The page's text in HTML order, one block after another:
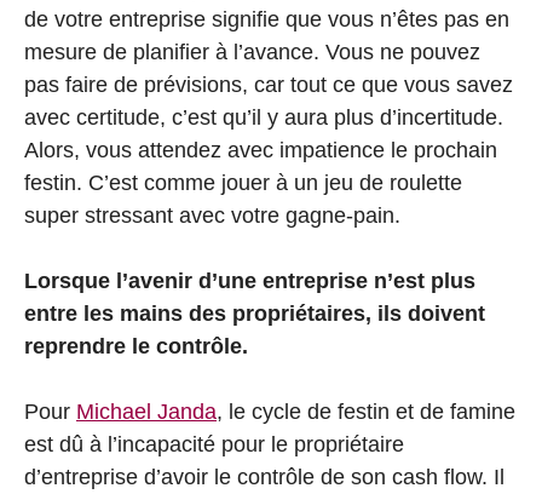
de votre entreprise signifie que vous n’êtes pas en
mesure de planifier à l’avance. Vous ne pouvez
pas faire de prévisions, car tout ce que vous savez
avec certitude, c’est qu’il y aura plus d’incertitude.
Alors, vous attendez avec impatience le prochain
festin. C’est comme jouer à un jeu de roulette
super stressant avec votre gagne-pain.
Lorsque l’avenir d’une entreprise n’est plus
entre les mains des propriétaires, ils doivent
reprendre le contrôle.
Pour Michael Janda, le cycle de festin et de famine
est dû à l’incapacité pour le propriétaire
d’entreprise d’avoir le contrôle de son cash flow. Il